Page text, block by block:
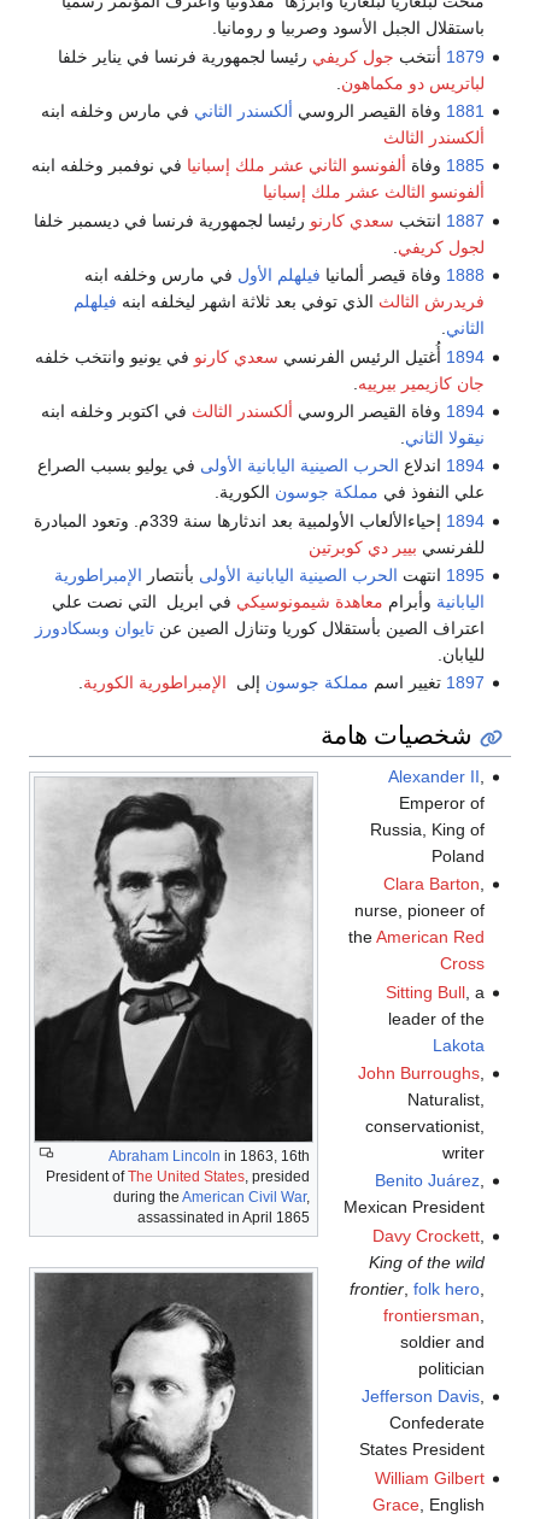
باستقلال الجبل الأسود وصربيا و رومانيا.
1879 أنتخب جول كريفي رئيسا لجمهورية فرنسا في يناير خلفا
لباتريس دو مكماهون
1881 وفاة القيصر الروسي ألكسندر الثاني في مارس وخلفه ابنه
ألكسندر الثالث
1885 وفاة ألفونسو الثاني عشر ملك إسبانيا في نوفمبر وخلفه ابنه
ألفونسو الثالث عشر ملك إسبانيا
1887 انتخب سعدي كارنو رئيسا لجمهورية فرنسا في ديسمبر خلفا
لجول كريفي
1888 وفاة قيصر ألمانيا فيلهلم الأول في مارس وخلفه ابنه
فريدرش الثالث الذي توفي بعد ثلاثة اشهر ليخلفه ابنه فيلهلم
الثاني
1894 أُغتيل الرئيس الفرنسي سعدي كارنو في يونيو وانتخب خلفه
جان كازيمير بيرييه
1894 وفاة القيصر الروسي ألكسندر الثالث في اكتوبر وخلفه ابنه
نيقولا الثاني
1894 اندلاع الحرب الصينية اليابانية الأولى في يوليو بسبب الصراع
علي النفوذ في مملكة جوسون الكورية.
1894
إحياءالألعاب الأولمبية بعد اندثارها سنة 339م. وتعود المبادرة
للفرنسي بيير دي كوبرتين
1895 انتهت الحرب الصينية اليابانية الأولى بأنتصار الإمبراطورية
اليابانية وأبرام معاهدة شيمونوسيكي في ابريل التي نصت علي
اعتراف الصين بأستقلال كوريا وتنازل الصين عنتايوان وبسكادورز
لليابان.
1897 تغيير اسم مملكة جوسون إلى الإمبراطورية الكورية.
شخصيات هامة
Abraham Lincoln in 1863, 16th
President ofThe United States , presided
during the American Civil War,
assassinated in April 1865
Alexander II
Emperor of
Russia, King of
Poland
Clara Barton
nurse, pioneer of
theAmerican Red
Cross
Sitting Bull, a
leader of the
Lakota
John Burroughs,
Naturalist,
conservationist,
writer
Benito Juárez,
Mexican President
Davy Crockett,
King of the wild
frontier, folk hero,
frontiersman
soldier and
politician
Jefferson Davis,
Confederate
States President
William Gilbert
Grace, English